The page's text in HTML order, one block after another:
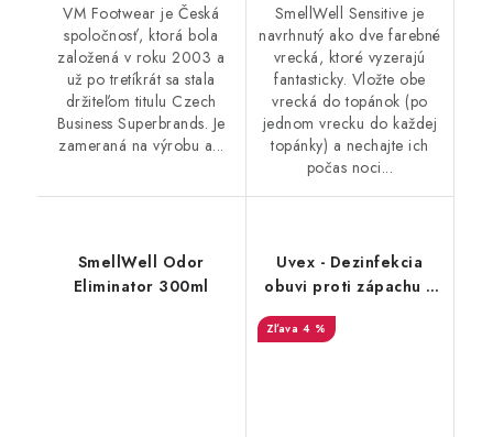
VM Footwear je Česká
spoločnosť, ktorá bola
založená v roku 2003 a
už po tretíkrát sa stala
držiteľom titulu Czech
Business Superbrands. Je
zameraná na výrobu a...
SmellWell Sensitive je
navrhnutý ako dve farebné
vrecká, ktoré vyzerajú
fantasticky. Vložte obe
vrecká do topánok (po
jednom vrecku do každej
topánky) a nechajte ich
počas noci...
SmellWell Odor
Eliminator 300ml
Uvex - Dezinfekcia
obuvi proti zápachu a
9698/3
4 %